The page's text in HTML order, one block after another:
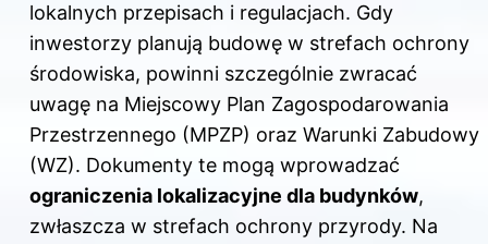
lokalnych przepisach i regulacjach. Gdy
inwestorzy planują budowę w strefach ochrony
środowiska, powinni szczególnie zwracać
uwagę na Miejscowy Plan Zagospodarowania
Przestrzennego (MPZP) oraz Warunki Zabudowy
(WZ). Dokumenty te mogą wprowadzać
ograniczenia lokalizacyjne dla budynków,
zwłaszcza w strefach ochrony przyrody. Na